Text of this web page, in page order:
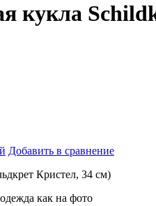
кукла
Добавить в сравнение
Кристел, 34 см)
как на фото